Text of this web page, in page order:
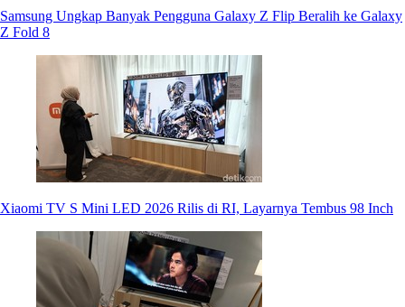
Samsung Ungkap Banyak Pengguna Galaxy Z Flip Beralih ke Galaxy
Z Fold 8
Xiaomi TV S Mini LED 2026 Rilis di RI, Layarnya Tembus 98 Inch